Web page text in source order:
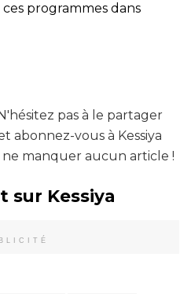
programmes dans
pas à le partager
abonnez-vous à Kessiya
manquer aucun article !
sur Kessiya